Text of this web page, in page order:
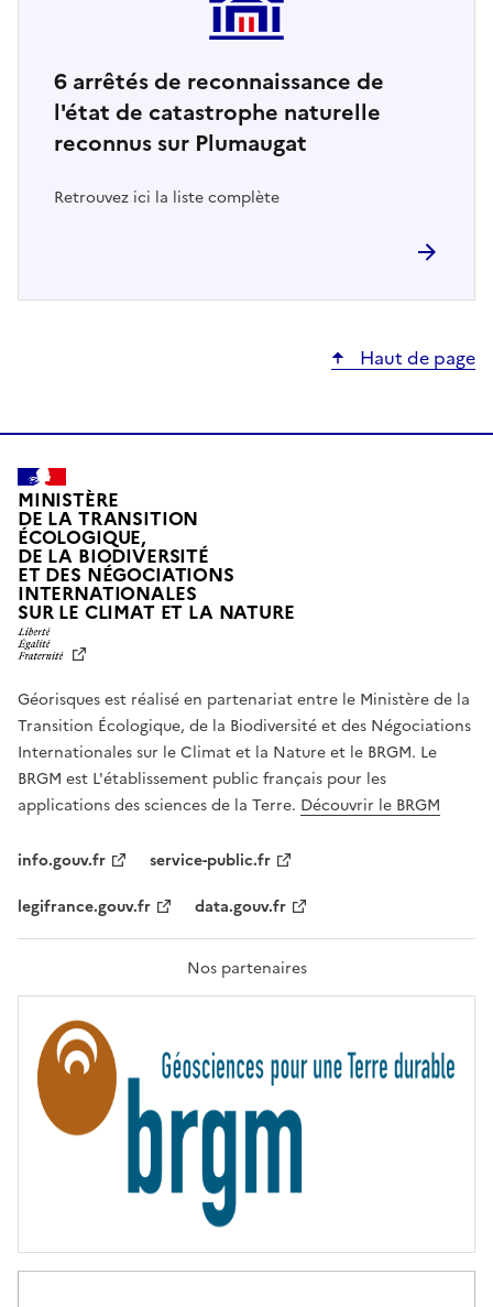
6 arrêtés de reconnaissance de
l'état de catastrophe naturelle
reconnus sur Plumaugat
Retrouvez ici la liste complète
Haut de page
MINISTÈRE
DE LA TRANSITION
ÉCOLOGIQUE,
DE LA BIODIVERSITÉ
ET DES NÉGOCIATIONS
INTERNATIONALES
SUR LE CLIMAT ET LA NATUREL
T
É
,
É
G
A
L
F
A
T
R
T
É
Géorisques est réalisé en partenariat entre le Ministère de la
Transition Écologique, de la Biodiversité et des Négociations
Internationales sur le Climat et la Nature et le BRGM. Le
BRGM est L'établissement public français pour les
applications des sciences de la Terre. Découvrir le BRGM
info.gouv.fr
service-public.fr
legifrance.gouv.fr
data.gouv.fr
Nos partenaires